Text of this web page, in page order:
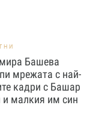
Башева
мрежата с най-
кадри с Башар
и малкия им син